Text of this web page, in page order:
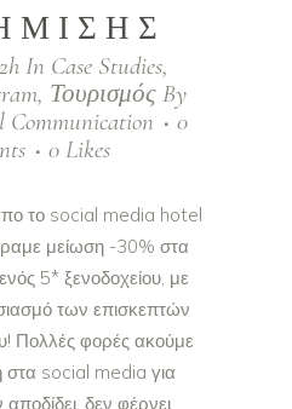
In Case Studies,
, Τουρισμός By
0
0 Likes
το social media hotel
μείωση -30% στα
5* ξενοδοχείου, με
των επισκεπτών
Πολλές φορές ακούμε
στα social media για
δεν φέρνει